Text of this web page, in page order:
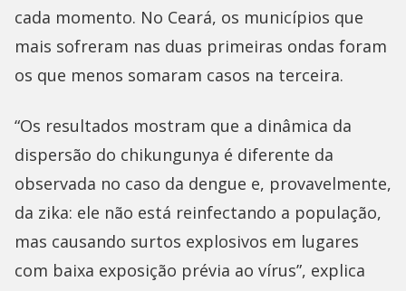
cada momento. No Ceará, os municípios que
mais sofreram nas duas primeiras ondas foram
os que menos somaram casos na terceira.
“Os resultados mostram que a dinâmica da
dispersão do chikungunya é diferente da
observada no caso da dengue e, provavelmente,
da zika: ele não está reinfectando a população,
mas causando surtos explosivos em lugares
com baixa exposição prévia ao vírus”, explica